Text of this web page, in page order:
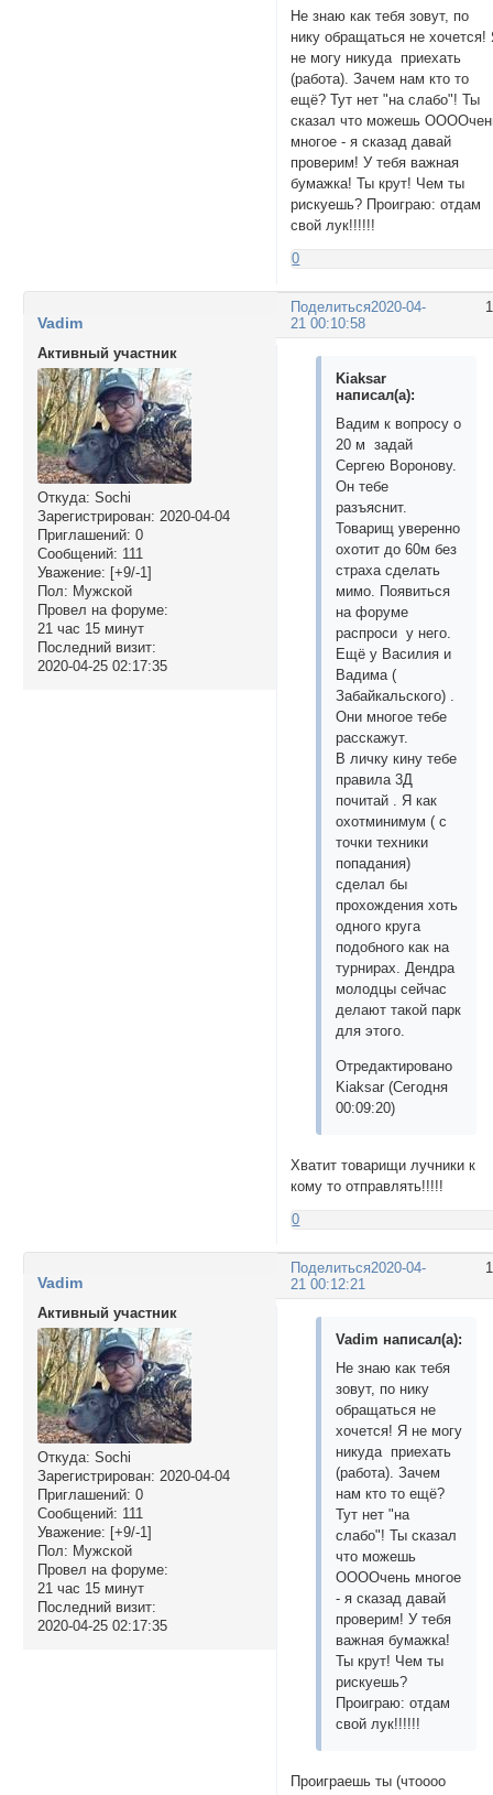
Не знаю как тебя зовут, по
нику обращаться не хочется!
не могу никуда приехать
(работа). Зачем нам кто то
ещё? Тут нет "на слабо"! Ты
сказал что можешь
многое - я сказад давай
проверим! У тебя важная
бумажка! Ты крут! Чем ты
рискуешь? Проиграю: отдам
свой лук!!!!!!
0
Поделиться2020-04-
21 00:10:58
Vadim
Активный участник
Откуда: Sochi
Зарегистрирован: 2020-04-04
Приглашений: 0
Сообщений: 111
Уважение: [+9/-1]
Пол: Мужской
Провел на форуме:
21 час 15 минут
Последний визит:
2020-04-25 02:17:35
Kiaksar
написал(а):
Вадим к вопросу о
20 м задай
Сергею Воронову.
Он тебе
разъяснит.
Товарищ уверенно
охотит до 60м без
страха сделать
мимо. Появиться
на форуме
распроси у него.
Ещё у Василия и
Вадима (
Забайкальского) .
Они многое тебе
расскажут.
В личку кину тебе
правила 3Д
почитай . Я как
охотминимум ( с
точки техники
попадания)
сделал бы
прохождения хоть
одного круга
подобного как на
турнирах. Дендра
молодцы сейчас
делают такой парк
для этого.
Отредактировано
Kiaksar (Сегодня
00:09:20)
Хватит товарищи лучники к
кому то отправлять!!!!!
0
Поделиться2020-04-
21 00:12:21
Vadim
Активный участник
Откуда: Sochi
Зарегистрирован: 2020-04-04
Приглашений: 0
Сообщений: 111
Уважение: [+9/-1]
Пол: Мужской
Провел на форуме:
21 час 15 минут
Последний визит:
2020-04-25 02:17:35
Vadim написал(а):
Не знаю как тебя
зовут, по нику
обращаться не
хочется! Я не могу
никуда приехать
(работа). Зачем
нам кто то ещё?
Тут нет "на
слабо"! Ты сказал
что можешь
ООООчень многое
- я сказад давай
проверим! У тебя
важная бумажка!
Ты крут! Чем ты
рискуешь?
Проиграю: отдам
свой лук!!!!!!
Проиграешь ты (чтоооо